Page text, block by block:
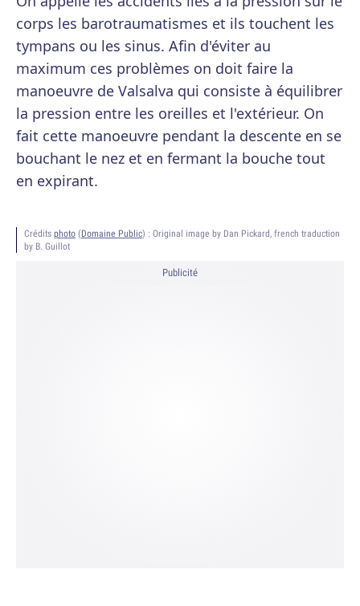
corps les barotraumatismes et ils touchent les
tympans ou les sinus. Afin d'éviter au
maximum ces problèmes on doit faire la
manoeuvre de Valsalva qui consiste à équilibrer
la pression entre les oreilles et l'extérieur. On
fait cette manoeuvre pendant la descente en se
bouchant le nez et en fermant la bouche tout
en expirant.
Crédits photo (Domaine Public) : Original image by Dan Pickard, french traduction
by B. Guillot
Publicité